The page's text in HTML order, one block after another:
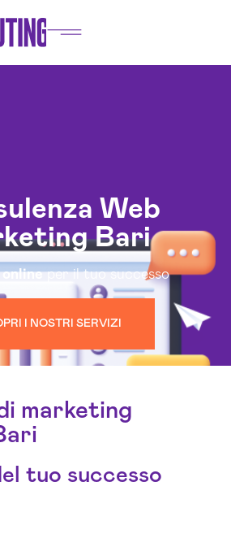
Web
Bari
onlineper il tuo successo
I NOSTRI SERVIZI
marketing
tuo successo